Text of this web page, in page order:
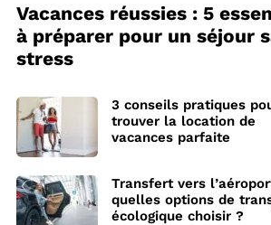
Vacances réussies : 5
à préparer pour un séjour
stress
3 conseils pratiques
trouver la location de
vacances parfaite
Transfert vers
quelles options de
écologique choisir ?